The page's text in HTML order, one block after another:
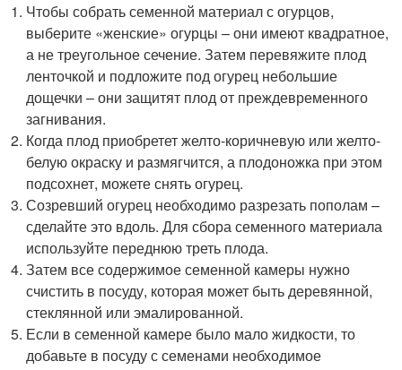
Чтобы собрать семенной материал с огурцов,
выберите «женские» огурцы – они имеют квадратное,
а не треугольное сечение. Затем перевяжите плод
ленточкой и подложите под огурец небольшие
дощечки – они защитят плод от преждевременного
загнивания.
Когда плод приобретет желто-коричневую или желто-
белую окраску и размягчится, а плодоножка при этом
подсохнет, можете снять огурец.
Созревший огурец необходимо разрезать пополам –
сделайте это вдоль. Для сбора семенного материала
используйте переднюю треть плода.
Затем все содержимое семенной камеры нужно
счистить в посуду, которая может быть деревянной,
стеклянной или эмалированной.
Если в семенной камере было мало жидкости, то
добавьте в посуду с семенами необходимое